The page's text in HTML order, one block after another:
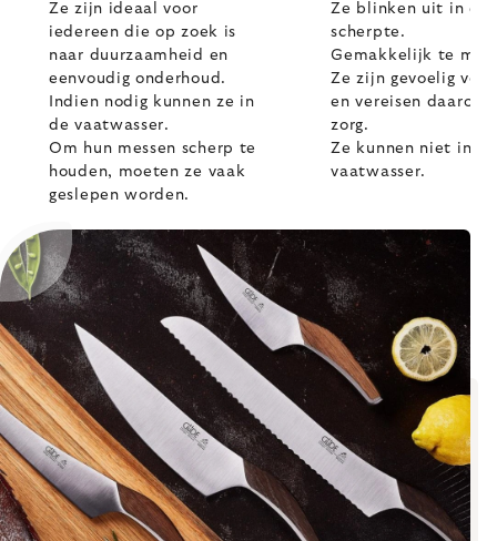
Ze zijn ideaal voor
iedereen die op zoek is
naar duurzaamheid en
eenvoudig onderhoud.
Indien nodig kunnen ze in
de vaatwasser.
Om hun messen scherp te
houden, moeten ze vaak
geslepen worden.
Ze blinken uit in
scherpte.
Gemakkelijk te
Ze zijn gevoelig
en vereisen daarom
zorg.
Ze kunnen niet in de
vaatwasser.